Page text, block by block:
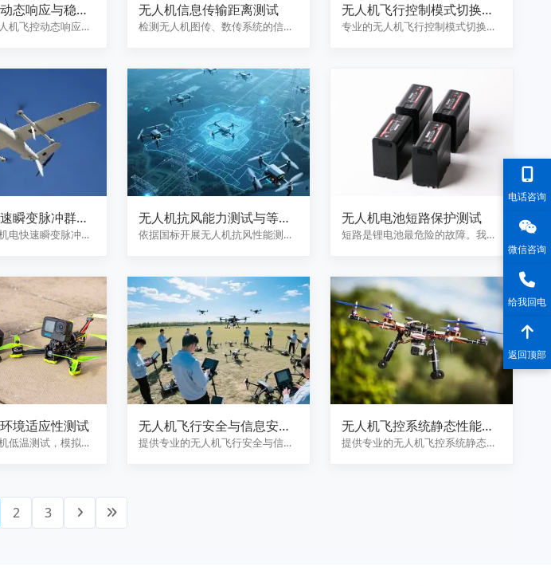
态响应与稳定
机飞控动态响应与
无人机信息传输距离测试
检测无人机图传、数传系统的信息
无人机飞行控制模式切换解
析
专业的无人机飞行控制模式切换测
瞬变脉冲群抗
电快速瞬变脉冲群
无人机抗风能力测试与等级
评定
依据国标开展无人机抗风性能测
无人机电池短路保护测试
短路是锂电池最危险的故障。我们
境适应性测试
低温测试，模拟高
无人机飞行安全与信息安全
综合评估
提供专业的无人机飞行安全与信息
无人机飞控系统静态性能试
验
提供专业的无人机飞控系统静态性
2 3
电话咨询
微信咨询
给我回电
返回顶部